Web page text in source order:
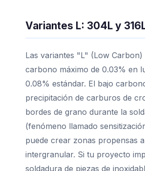
Variantes L: 304L y
Las variantes "L" (Low Carbon)
carbono máximo de 0.03% en
0.08% estándar. El bajo
precipitación de carburos de
bordes de grano durante la
(fenómeno llamado
puede crear zonas propensas
intergranular. Si tu proyecto
soldadura de piezas de